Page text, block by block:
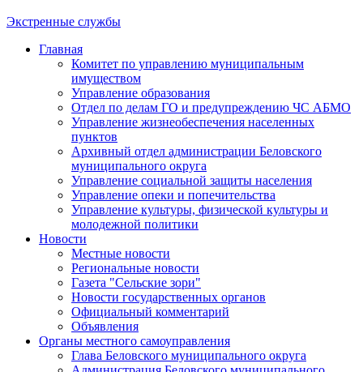
Экстренные службы
Главная
Комитет по управлению муниципальным
имуществом
Управление образования
Отдел по делам ГО и предупреждению ЧС АБМО
Управление жизнеобеспечения населенных
пунктов
Архивный отдел администрации Беловского
муниципального округа
Управление социальной защиты населения
Управление опеки и попечительства
Управление культуры, физической культуры и
молодежной политики
Новости
Местные новости
Региональные новости
Газета "Сельские зори"
Новости государственных органов
Официальный комментарий
Объявления
Органы местного самоуправления
Глава Беловского муниципального округа